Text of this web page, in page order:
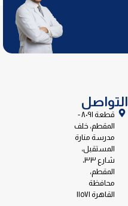
التواصل
قطعة ٨٠٩١ -
المقطم، خلف
مدرسة منارة
المستقبل،
شارع ٣٣،
المقطم،
محافظة
القاهرة ١١٥٧١